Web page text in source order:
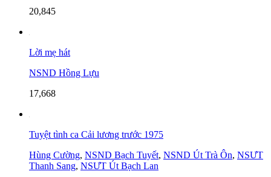
20,845
Lời mẹ hát
NSND Hồng Lựu
17,668
Tuyệt tình ca Cải lương trước 1975
Hùng Cường, NSND Bạch Tuyết, NSND Út Trà Ôn, NSƯT
Thanh Sang, NSƯT Út Bạch Lan